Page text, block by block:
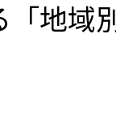
「地域